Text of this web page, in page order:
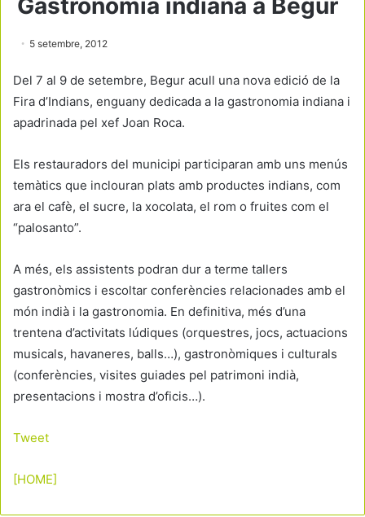
Gastronomia indiana a Begur
5 setembre, 2012
Del 7 al 9 de setembre, Begur acull una nova edició de la
Fira d’Indians, enguany dedicada a la gastronomia indiana i
apadrinada pel xef Joan Roca.
Els restauradors del municipi participaran amb uns menús
temàtics que inclouran plats amb productes indians, com
ara el cafè, el sucre, la xocolata, el rom o fruites com el
“palosanto”.
A més, els assistents podran dur a terme tallers
gastronòmics i escoltar conferències relacionades amb el
món indià i la gastronomia. En definitiva, més d’una
trentena d’activitats lúdiques (orquestres, jocs, actuacions
musicals, havaneres, balls…), gastronòmiques i culturals
(conferències, visites guiades pel patrimoni indià,
presentacions i mostra d’oficis…).
Tweet
[HOME]